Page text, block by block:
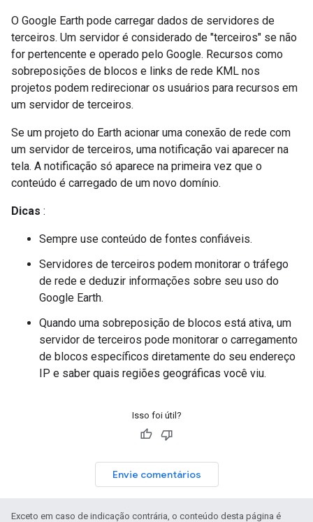
O Google Earth pode carregar dados de servidores de
terceiros. Um servidor é considerado de "terceiros" se não
for pertencente e operado pelo Google. Recursos como
sobreposições de blocos e links de rede KML nos
projetos podem redirecionar os usuários para recursos em
um servidor de terceiros.
Se um projeto do Earth acionar uma conexão de rede com
um servidor de terceiros, uma notificação vai aparecer na
tela. A notificação só aparece na primeira vez que o
conteúdo é carregado de um novo domínio.
Dicas :
Sempre use conteúdo de fontes confiáveis.
Servidores de terceiros podem monitorar o tráfego
de rede e deduzir informações sobre seu uso do
Google Earth.
Quando uma sobreposição de blocos está ativa, um
servidor de terceiros pode monitorar o carregamento
de blocos específicos diretamente do seu endereço
IP e saber quais regiões geográficas você viu.
Isso foi útil?
Envie comentários
Exceto em caso de indicação contrária, o conteúdo desta página é